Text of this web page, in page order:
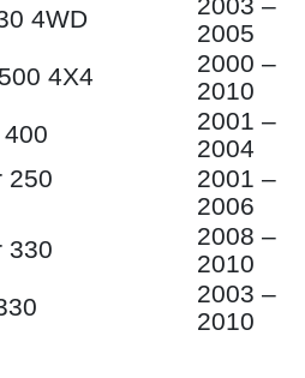
4WD
2005
4X4
2000 –
2010
2001 –
2004
250
2001 –
2006
330
2008 –
2010
2003 –
2010